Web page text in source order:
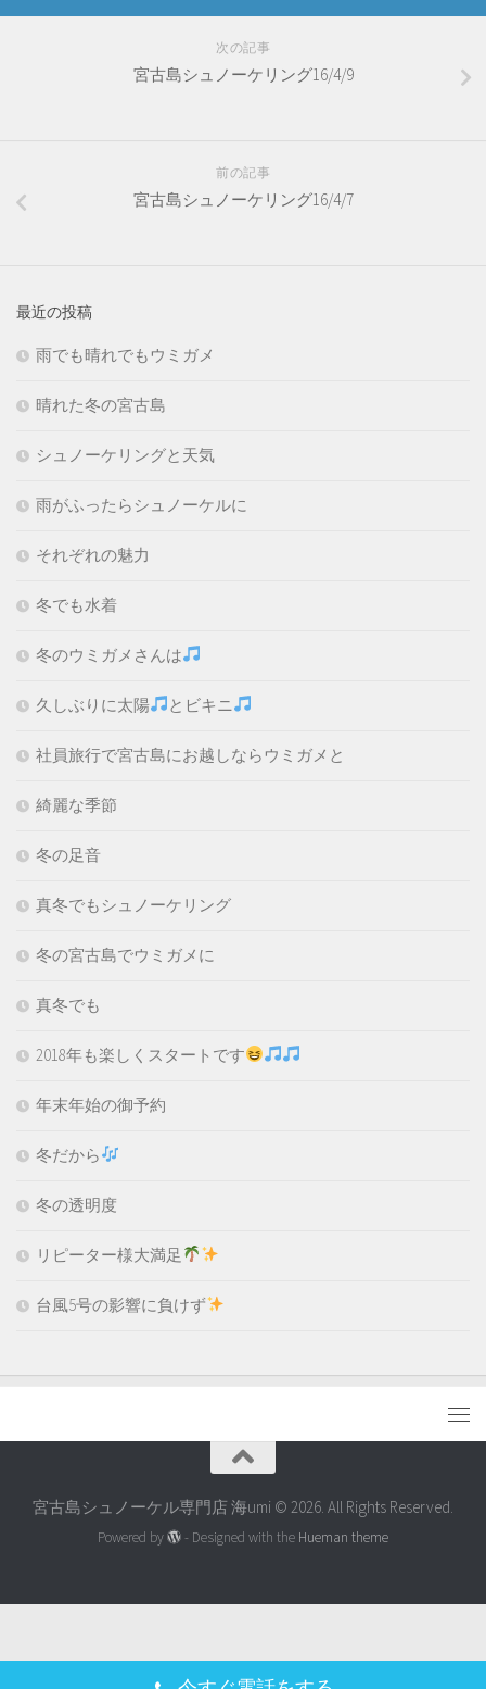
次の記事
宮古島シュノーケリング16/4/9
前の記事
宮古島シュノーケリング16/4/7
最近の投稿
雨でも晴れでもウミガメ
晴れた冬の宮古島
シュノーケリングと天気
雨がふったらシュノーケルに
それぞれの魅力
冬でも水着
冬のウミガメさんは
久しぶりに太陽 とビキニ
社員旅行で宮古島にお越しならウミガメと
綺麗な季節
冬の足音
真冬でもシュノーケリング
冬の宮古島でウミガメに
真冬でも
2018年も楽しくスタートです
年末年始の御予約
冬だから
冬の透明度
リピーター様大満足
台風5号の影響に負けず
宮古島シュノーケル専門店 海umi © 2026. All Rights Reserved.
Powered by - Designed with the Hueman theme